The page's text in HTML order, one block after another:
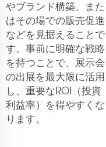
やブランド構築、また
はその場での販売促進
などを見据えることで
す。事前に明確な戦略
を持つことで、展示会
の出展を最大限に活用
し、重要なROI（投資
利益率）を得やすくな
ります。